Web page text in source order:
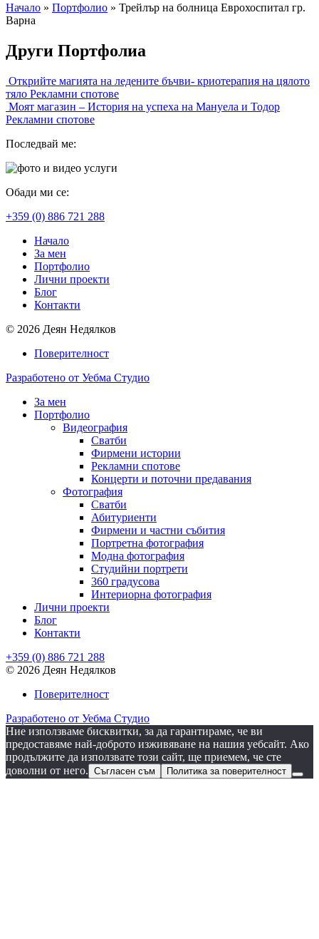
Начало » Портфолио » Трейлър на болница Еврохоспитал гр.
Варна
Други Портфолиа
Открийте магията на ледените бъчви- криотерапия на цялото
тяло Рекламни спотове
Моят магазин – История на успеха на Мануела и Тодор
Рекламни спотове
Последвай ме:
Обади ми се:
+359 (0) 886 721 288
Начало
За мен
Портфолио
Лични проекти
Блог
Контакти
© 2026 Деян Недялков
Поверителност
Разработено от Уебма Студио
За мен
Портфолио
Видеография
Сватби
Фирмени истории
Рекламни спотове
Концерти и поточни предавания
Фотография
Сватби
Абитуриенти
Фирмени и частни събития
Портретна фотография
Модна фотография
Студийни портрети
360 градусова
Интериорна фотография
Лични проекти
Блог
Контакти
+359 (0) 886 721 288
© 2026 Деян Недялков
Поверителност
Разработено от Уебма Студио
Ние използваме бисквитки, за да гарантираме, че ви
предоставяме най-доброто изживяване на нашия уебсайт. Ако
продължите да използвате този сайт, ще приемем, че сте
доволни от него. Съгласен съм Политика за поверителност